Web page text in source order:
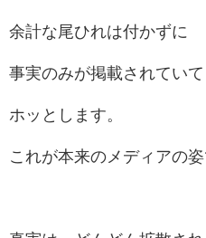
余計な尾ひれは付かずに
事実のみが掲載されていて
ホッとします。
これが本来のメディアの姿